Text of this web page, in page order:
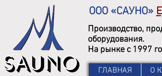
ООО «САУНО»
Производство,
оборудования.
На рынке с 1997
ГЛАВНАЯ О